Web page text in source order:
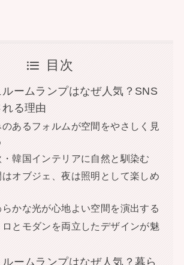
目次
ルームランプはなぜ人気？SNS
る理由
のあるフォルムが空間をやさしく見
・韓国インテリアに自然と馴染む
はオブジェ、夜は照明として楽しめ
らかな光が心地よい空間を演出する
ロとモダンを両立したデザインが魅
ームランプはなぜ人気？暮ら